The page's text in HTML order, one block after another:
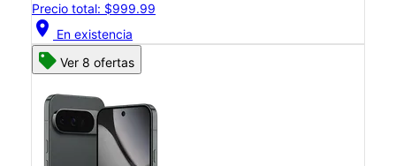
Precio total: $999.99
location_on En existencia
Ver 8 ofertas